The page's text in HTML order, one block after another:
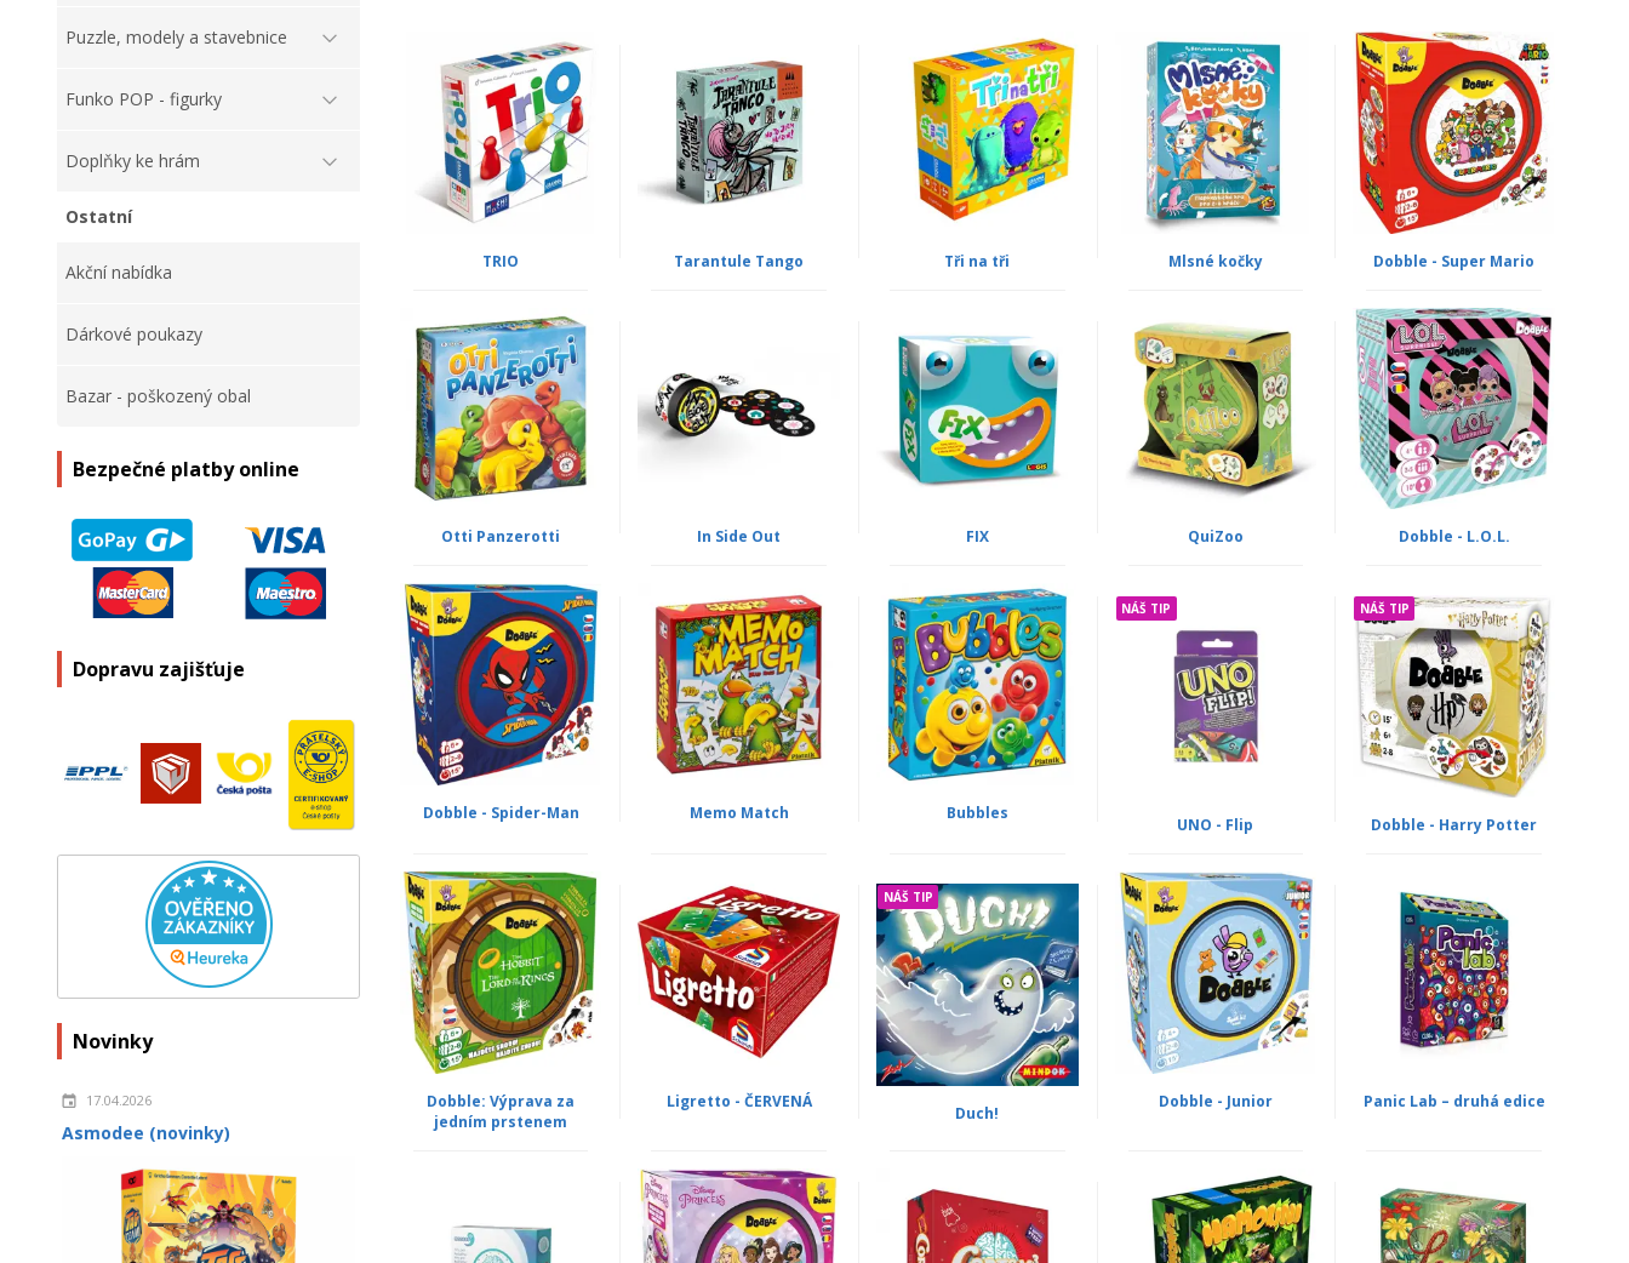
Puzzle, modely a stavebnice
Funko POP - figurky
Doplňky ke hrám
Ostatní
Akční nabídka
Dárkové poukazy
Bazar - poškozený obal
Bezpečné platby online
Dopravu zajišťuje
Novinky
17.04.2026
Asmodee (novinky)
TRIO Tarantule Tango Tři na tři Mlsné kočky Dobble - Super Mario
Otti Panzerotti In Side Out FIX QuiZoo Dobble - L.O.L.
Dobble - Spider-Man Memo Match Bubbles
NÁŠ TIP
UNO - Flip
NÁŠ TIP
Dobble - Harry Potter
Dobble: Výprava za
jedním prstenem
Ligretto - ČERVENÁ
NÁŠ TIP
Duch!
Dobble - Junior Panic Lab – druhá edice